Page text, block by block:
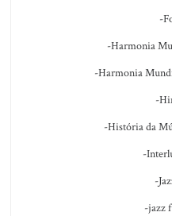
-
-Harmonia
-Harmonia
-
-História da
-
-
-jazz